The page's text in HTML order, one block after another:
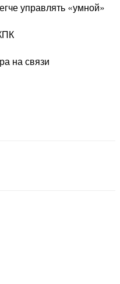
управлять «умной»
на связи